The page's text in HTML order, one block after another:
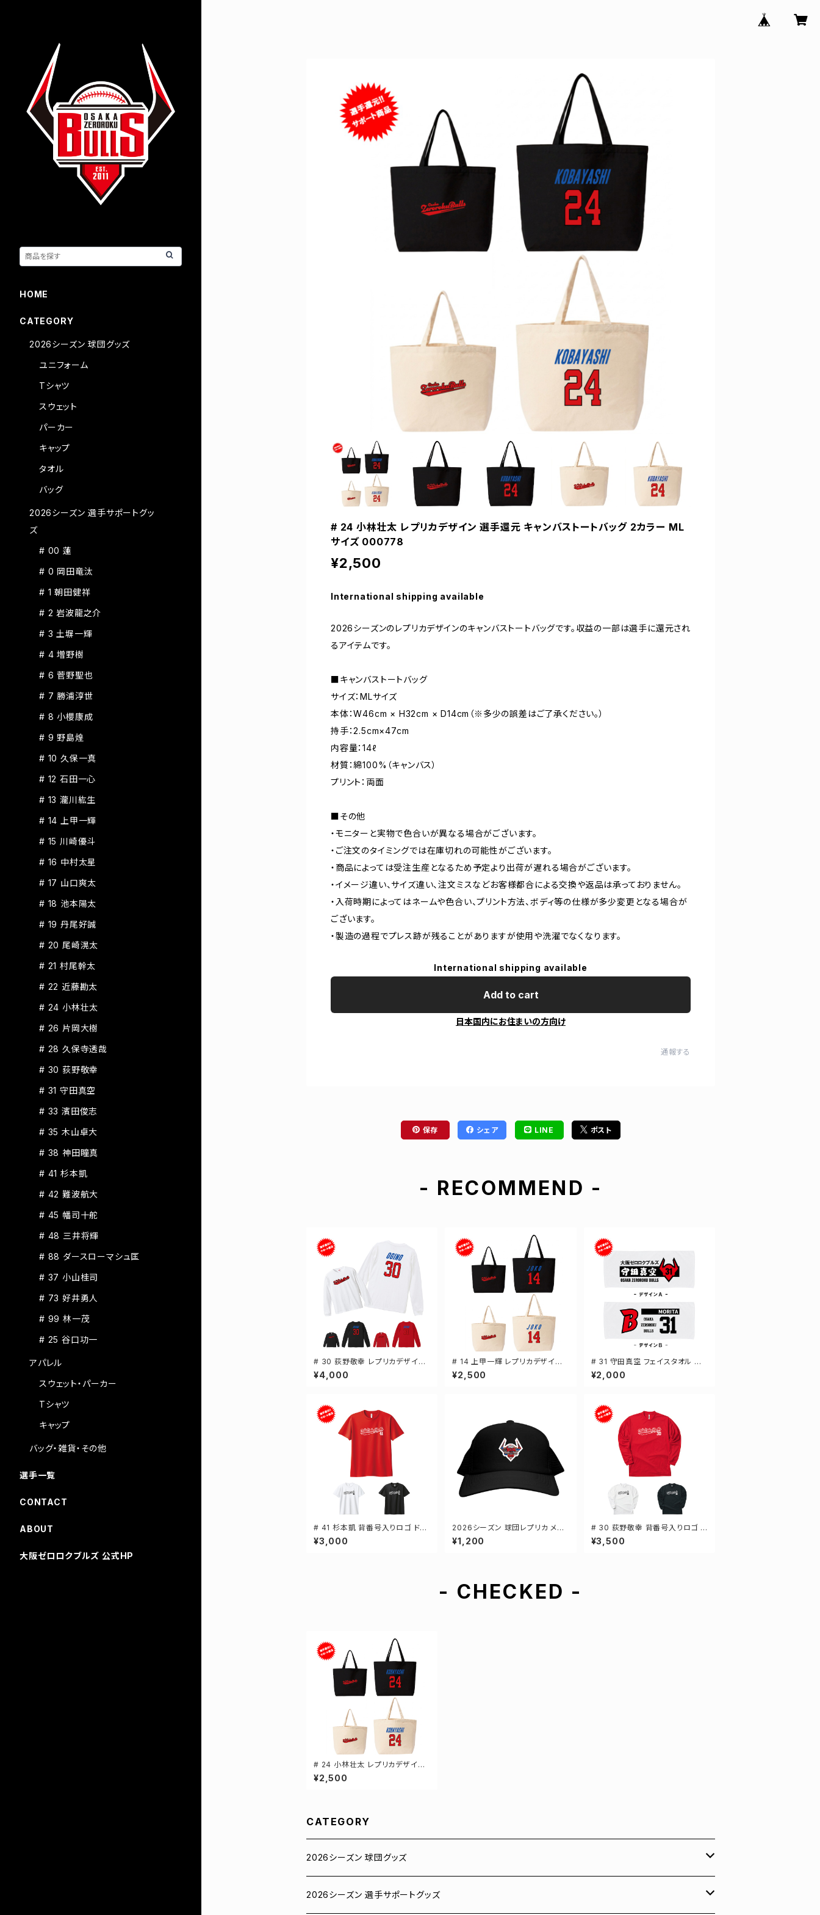
# 24 小林壮太 レプリカデザイン 選手還元 キャンバストートバッグ 2カラー ML
サイズ 000778
¥2,500
International shipping available
2026シーズンのレプリカデザインのキャンバストートバッグです。収益の一部は選手に還元され
るアイテムです。
■キャンバストートバッグ
サイズ：MLサイズ
本体：W46cm × H32cm × D14cm（※多少の誤差はご了承ください。）
持手：2.5cm×47cm
内容量：14ℓ
材質：綿100%（キャンバス）
プリント：両面
■その他
・モニターと実物で色合いが異なる場合がございます。
・ご注文のタイミングでは在庫切れの可能性がございます。
・商品によっては受注生産となるため予定より出荷が遅れる場合がございます。
・イメージ違い、サイズ違い、注文ミスなどお客様都合による交換や返品は承っておりません。
・入荷時期によってはネームや色合い、プリント方法、ボディ等の仕様が多少変更となる場合が
ございます。
・製造の過程でプレス跡が残ることがありますが使用や洗濯でなくなります。
International shipping available
Add to cart
日本国内にお住まいの方向け
通報する
保存 シェア LINE ポスト
- RECOMMEND -
# 30 荻野敬幸 レプリカデザイン
3カラー 選手還元 長袖Tシャツ S
-XXLサイズ 501101
¥4,000
# 14 上甲一輝 レプリカデザイン
選手還元 キャンバストートバッグ 2
カラー MLサイズ 000778
¥2,500
# 31 守田真空 フェイスタオル 選
手還元 2デザイン FT0144
¥2,000
# 41 杉本凱 背番号入りロゴ ドラ
イTシャツ 半袖 選手還元 3カラー
S-5Lサイズ 000300
¥3,000
2026シーズン 球団レプリカ メッ
シュキャップ ブラック フリーサイズ
2-000700
¥1,200
# 30 荻野敬幸 背番号入りロゴ ド
ライTシャツ 長袖 選手還元 3カラ
ー S-5Lサイズ 000304
¥3,500
- CHECKED -
# 24 小林壮太 レプリカデザイン
選手還元 キャンバストートバッグ 2
カラー MLサイズ 000778
¥2,500
CATEGORY
2026シーズン 球団グッズ
ユニフォーム
2026シーズン 選手サポートグッズ
HOME
CATEGORY
2026シーズン 球団グッズ
ユニフォーム
Tシャツ
スウェット
パーカー
キャップ
タオル
バッグ
2026シーズン 選手サポートグッ
ズ
# 00 蓮
# 0 岡田竜汰
# 1 朝田健祥
# 2 岩波龍之介
# 3 土塀一輝
# 4 増野樹
# 6 菅野聖也
# 7 勝浦淳世
# 8 小櫻康成
# 9 野島煌
# 10 久保一真
# 12 石田一心
# 13 瀧川紘生
# 14 上甲一輝
# 15 川崎優斗
# 16 中村太星
# 17 山口爽太
# 18 池本陽太
# 19 丹尾好誠
# 20 尾崎滉太
# 21 村尾幹太
# 22 近藤勘太
# 24 小林壮太
# 26 片岡大樹
# 28 久保寺透哉
# 30 荻野敬幸
# 31 守田真空
# 33 濱田俊志
# 35 木山卓大
# 38 神田瞳真
# 41 杉本凱
# 42 難波航大
# 45 幡司十舵
# 48 三井将輝
# 88 ダースローマシュ匡
# 37 小山桂司
# 73 好井勇人
# 99 林一茂
# 25 谷口功一
アパレル
スウェット・パーカー
Tシャツ
キャップ
バッグ・雑貨・その他
選手一覧
CONTACT
ABOUT
大阪ゼロロクブルズ 公式HP